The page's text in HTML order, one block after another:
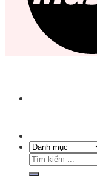
Tìm
kiếm: